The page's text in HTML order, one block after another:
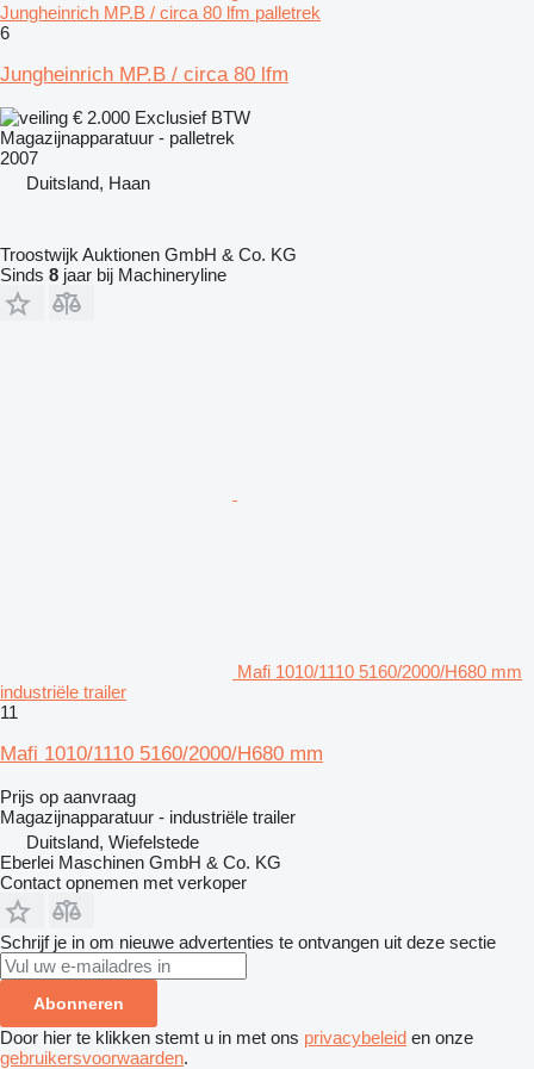
Jungheinrich MP.B / circa 80 lfm palletrek
6
Jungheinrich MP.B / circa 80 lfm
€ 2.000 Exclusief BTW
Magazijnapparatuur - palletrek
2007
Duitsland, Haan
Troostwijk Auktionen GmbH & Co. KG
Sinds 8 jaar bij Machineryline
Mafi 1010/1110 5160/2000/H680 mm
industriële trailer
11
Mafi 1010/1110 5160/2000/H680 mm
Prijs op aanvraag
Magazijnapparatuur - industriële trailer
Duitsland, Wiefelstede
Eberlei Maschinen GmbH & Co. KG
Contact opnemen met verkoper
Schrijf je in om nieuwe advertenties te ontvangen uit deze sectie
Abonneren
Door hier te klikken stemt u in met ons privacybeleid en onze
gebruikersvoorwaarden.